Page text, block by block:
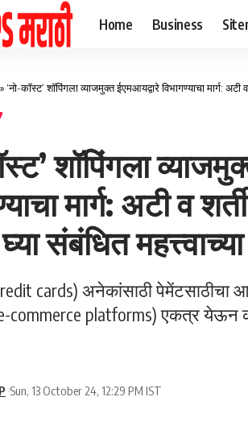
Home Business
» ‘नो-कॉस्ट’ शॉपिंगला व्याजमुक्त ईएमआयद्वारे विभागण्याचा मार्ग:
शॉपिंगला
मार्ग: अटी व
संबंधित महत्त्वाच्या
cards) अनेकांसाठी पेमेंटसाठीचा
commerce platforms) एकत्र
Sun, 13 October 24, 12:29 PM IST